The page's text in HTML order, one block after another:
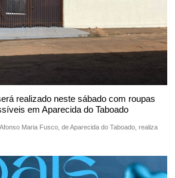
realizado neste sábado com roupas
em Aparecida do Taboado
Maria Fusco, de Aparecida do Taboado, realiza